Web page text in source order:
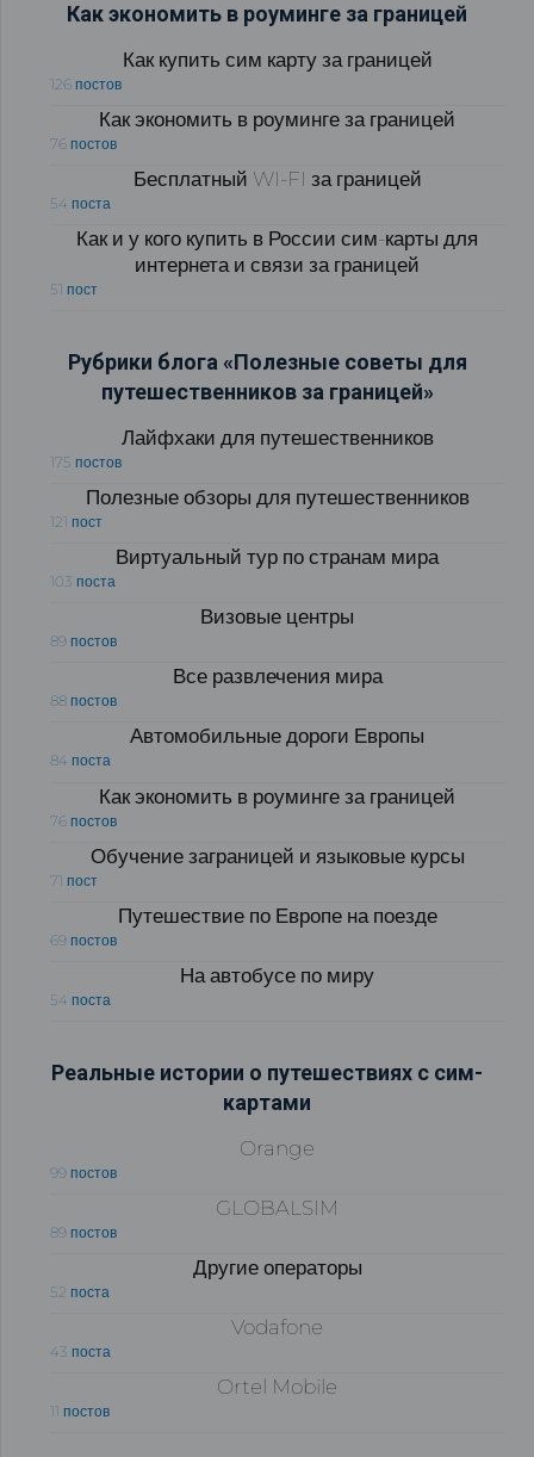
Как экономить в роуминге за границей
Как купить сим карту за границей
126 постов
Как экономить в роуминге за границей
76 постов
Бесплатный WI-FI за границей
54 поста
Как и у кого купить в России сим-карты для
интернета и связи за границей
51 пост
Рубрики блога «Полезные советы для
путешественников за границей»
Лайфхаки для путешественников
175 постов
Полезные обзоры для путешественников
121 пост
Виртуальный тур по странам мира
103 поста
Визовые центры
89 постов
Все развлечения мира
88 постов
Автомобильные дороги Европы
84 поста
Как экономить в роуминге за границей
76 постов
Обучение заграницей и языковые курсы
71 пост
Путешествие по Европе на поезде
69 постов
На автобусе по миру
54 поста
Реальные истории о путешествиях с сим-
картами
Orange
99 постов
GLOBALSIM
89 постов
Другие операторы
52 поста
Vodafone
43 поста
Ortel Mobile
11 постов